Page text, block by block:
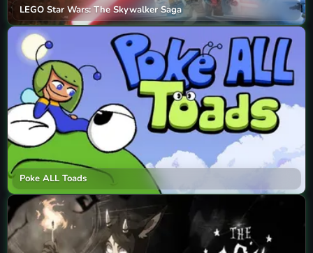
LEGO Star Wars: The Skywalker Saga
Poke ALL Toads